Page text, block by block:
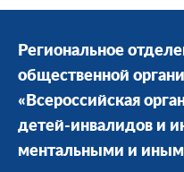
Региональное
общественной
«Всероссийская
детей-инвалидов и
ментальными и